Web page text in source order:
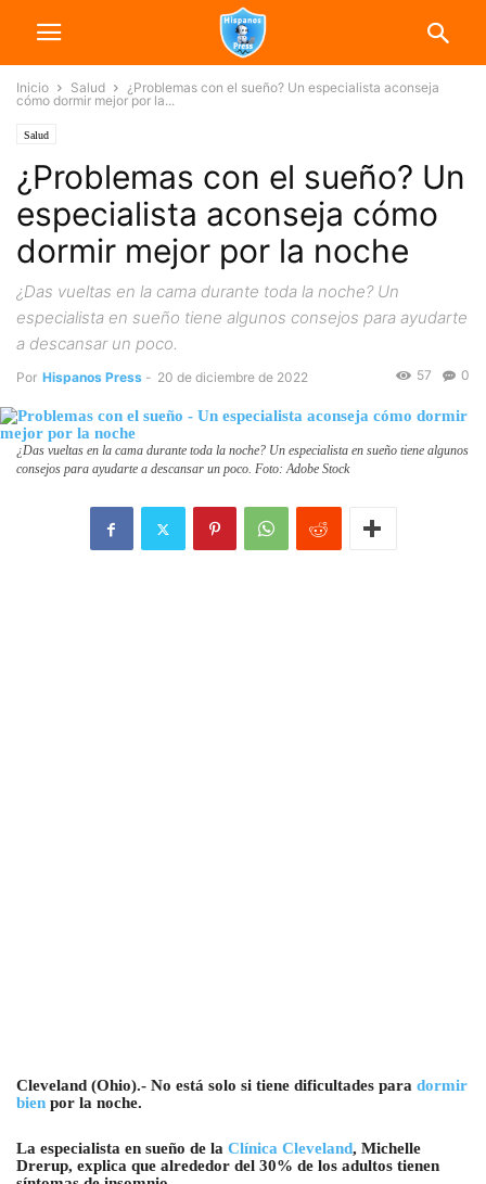
Inicio Salud
¿Problemas con el sueño? Un especialista aconseja
cómo dormir mejor por la...
Salud
¿Problemas con el sueño? Un
especialista aconseja cómo
dormir mejor por la noche
¿Das vueltas en la cama durante toda la noche? Un
especialista en sueño tiene algunos consejos para ayudarte
a descansar un poco.
Por Hispanos Press - 20 de diciembre de 2022 0
57
¿Das vueltas en la cama durante toda la noche? Un especialista en sueño tiene algunos
consejos para ayudarte a descansar un poco. Foto: Adobe Stock
Cleveland (Ohio).- No está solo si tiene dificultades para dormir
bien por la noche.
La especialista en sueño de la Clínica Cleveland, Michelle
Drerup, explica que alrededor del 30% de los adultos tienen